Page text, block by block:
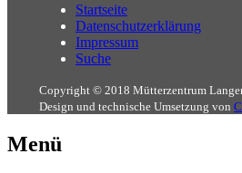
Startseite
Datenschutzerklärung
Impressum
Suche
Copyright © 2018 Mütterzentrum
Design und technische Umsetzung von
Menü